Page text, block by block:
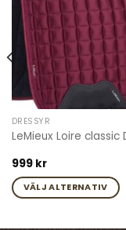
DRESSYR
LeMieux Loire classic
999 kr
VÄLJ ALTERNATIV